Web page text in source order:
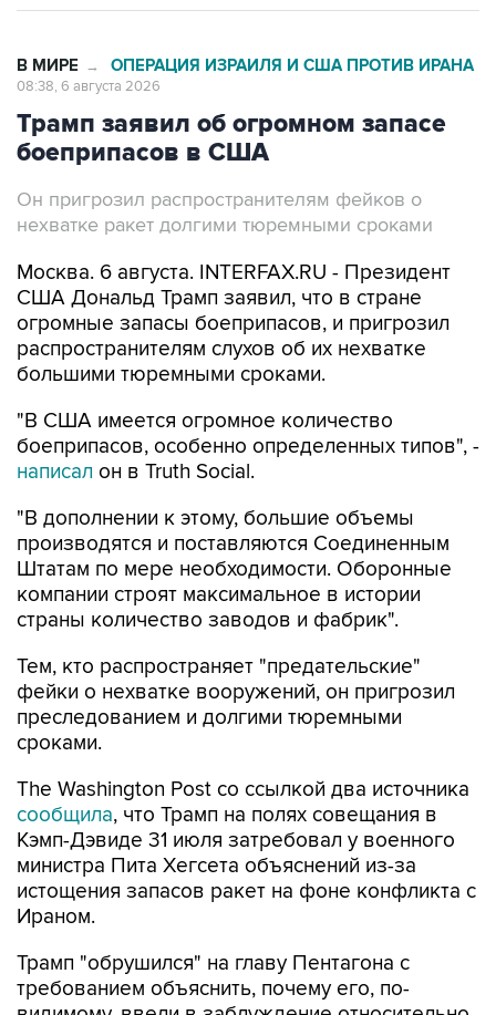
В МИРЕ → ОПЕРАЦИЯ ИЗРАИЛЯ И США ПРОТИВ ИРАНА
08:38, 6 августа 2026
Трамп заявил об огромном запасе
боеприпасов в США
Он пригрозил распространителям фейков о
нехватке ракет долгими тюремными сроками
Москва. 6 августа. INTERFAX.RU - Президент
США Дональд Трамп заявил, что в стране
огромные запасы боеприпасов, и пригрозил
распространителям слухов об их нехватке
большими тюремными сроками.
"В США имеется огромное количество
боеприпасов, особенно определенных типов", -
написал он в Truth Social.
"В дополнении к этому, большие объемы
производятся и поставляются Соединенным
Штатам по мере необходимости. Оборонные
компании строят максимальное в истории
страны количество заводов и фабрик".
Тем, кто распространяет "предательские"
фейки о нехватке вооружений, он пригрозил
преследованием и долгими тюремными
сроками.
The Washington Post со ссылкой два источника
сообщила, что Трамп на полях совещания в
Кэмп-Дэвиде 31 июля затребовал у военного
министра Пита Хегсета объяснений из-за
истощения запасов ракет на фоне конфликта с
Ираном.
Трамп "обрушился" на главу Пентагона с
требованием объяснить, почему его, по-